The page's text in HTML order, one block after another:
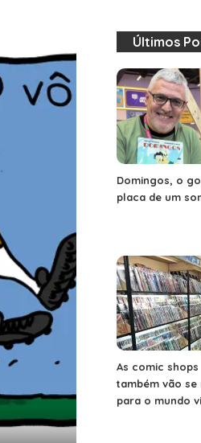
Últimos
Domingos, o
placa de um
As comic shops
também vão se
para o mundo